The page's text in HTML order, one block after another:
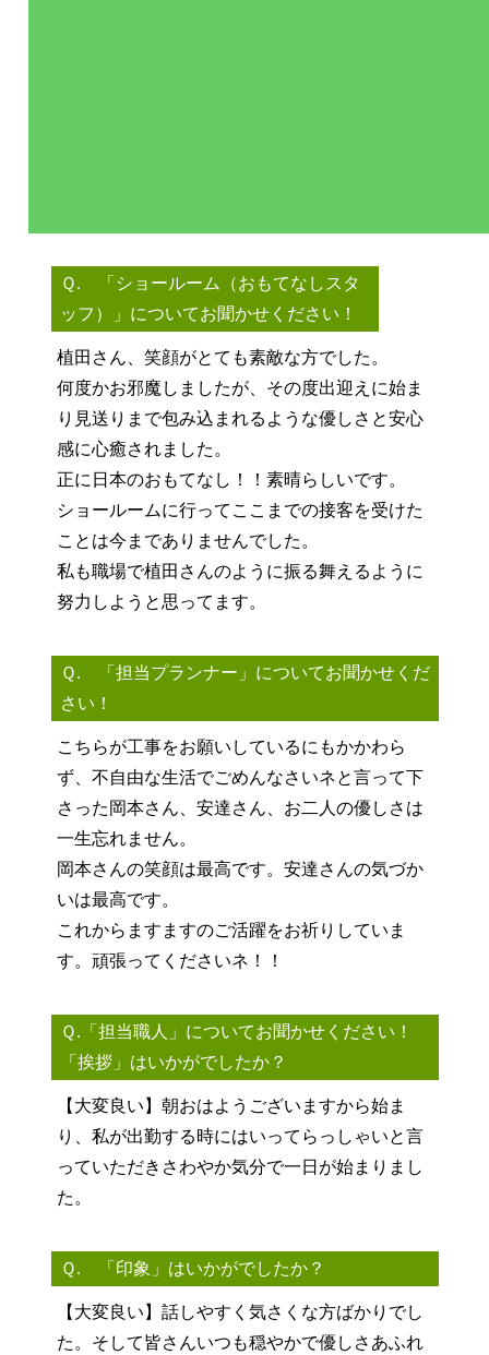
Ｑ. 「ショールーム（おもてなしスタ
ッフ）」についてお聞かせください！
植田さん、笑顔がとても素敵な方でした。
何度かお邪魔しましたが、その度出迎えに始ま
り見送りまで包み込まれるような優しさと安心
感に心癒されました。
正に日本のおもてなし！！素晴らしいです。
ショールームに行ってここまでの接客を受けた
ことは今までありませんでした。
私も職場で植田さんのように振る舞えるように
努力しようと思ってます。
Ｑ. 「担当プランナー」についてお聞かせくだ
さい！
こちらが工事をお願いしているにもかかわら
ず、不自由な生活でごめんなさいネと言って下
さった岡本さん、安達さん、お二人の優しさは
一生忘れません。
岡本さんの笑顔は最高です。安達さんの気づか
いは最高です。
これからますますのご活躍をお祈りしていま
す。頑張ってくださいネ！！
Ｑ.「担当職人」についてお聞かせください！
「挨拶」はいかがでしたか？
【大変良い】朝おはようございますから始ま
り、私が出勤する時にはいってらっしゃいと言
っていただきさわやか気分で一日が始まりまし
た。
Ｑ. 「印象」はいかがでしたか？
【大変良い】話しやすく気さくな方ばかりでし
た。そして皆さんいつも穏やかで優しさあふれ